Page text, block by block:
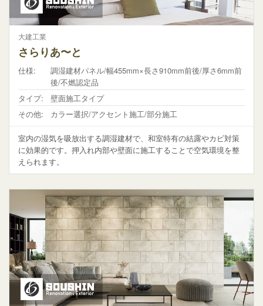
大建工業
さらりあ〜と
仕様:
調湿建材パネル/幅455mm×長さ910mm前後/厚さ6mm前
後/不燃認定品
タイプ:
壁面施工タイプ
その他:
カラー選択/アクセント施工/部分施工
室内の湿気を吸放出する調湿建材で、和室特有の結露やカビ対策
に効果的です。押入れ内部や壁面に施工することで空気環境を整
えられます。